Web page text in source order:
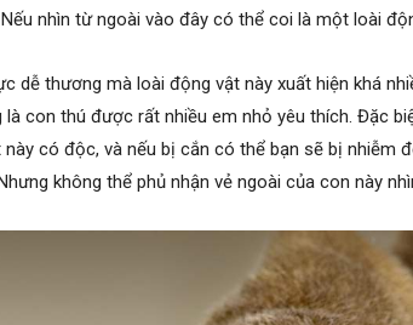
nhìn từ ngoài vào đây có thể coi là một loài
dễ thương mà loài động vật này xuất hiện khá
là con thú được rất nhiều em nhỏ yêu thích. Đặc
có độc, và nếu bị cắn có thể bạn sẽ bị nhiễm
không thể phủ nhận vẻ ngoài của con này